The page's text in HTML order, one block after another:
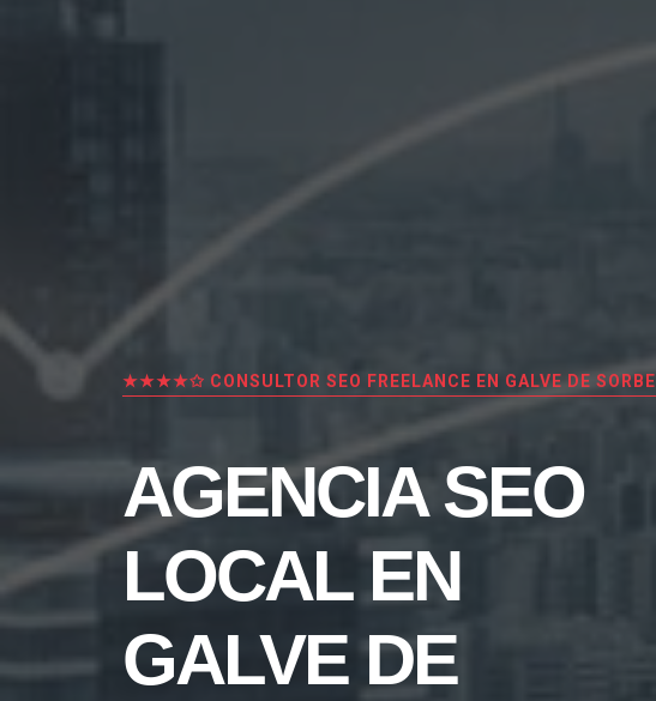
★★★★✩ CONSULTOR SEO FREELANCE EN GALVE DE SORBE
AGENCIA SEO
LOCAL EN
GALVE DE